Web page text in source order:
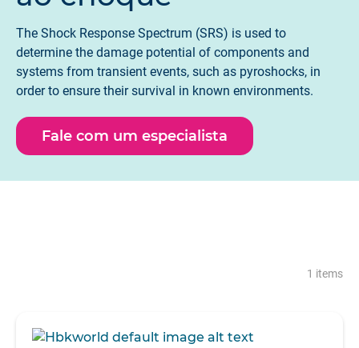
The Shock Response Spectrum (SRS) is used to
determine the damage potential of components and
systems from transient events, such as pyroshocks, in
order to ensure their survival in known environments.
Fale com um especialista
1 items
-